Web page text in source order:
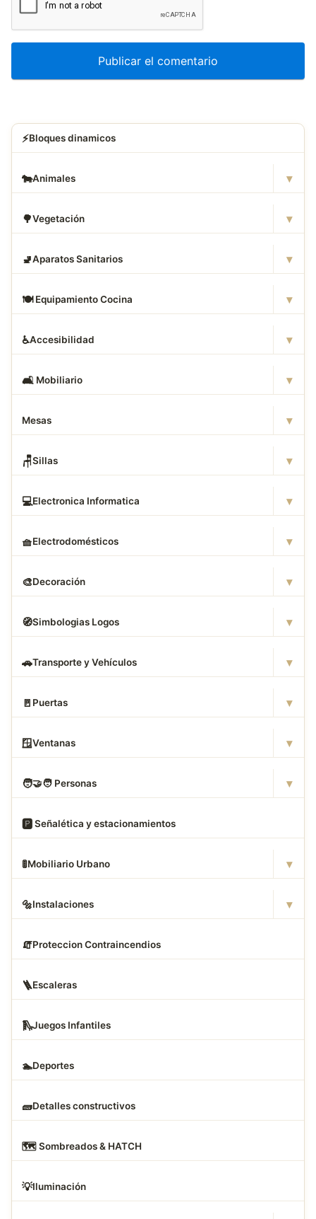
⚡Bloques dinamicos
🐄Animales ▾
🌳Vegetación ▾
🚽Aparatos Sanitarios ▾
🍽️ Equipamiento Cocina ▾
♿Accesibilidad ▾
🛋 ️ Mobiliario ▾
Mesas ▾
🪑Sillas ▾
💻Electronica Informatica ▾
🧺Electrodomésticos ▾
🎨Decoración ▾
🧭Simbologias Logos ▾
🚗Transporte y Vehículos ▾
🚪 Puertas ▾
🪟Ventanas ▾
🧑‍🤝‍🧑 Personas ▾
🅿️ Señalética y estacionamientos
🚦Mobiliario Urbano ▾
🔩Instalaciones ▾
🧯Proteccion Contraincendios
🪜Escaleras
🛝Juegos Infantiles
🏊Deportes
🧱Detalles constructivos
🗺️ Sombreados & HATCH
💡Iluminación